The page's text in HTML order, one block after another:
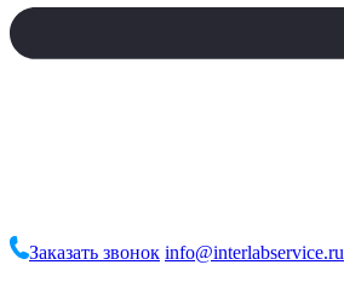
Заказать звонок info@interlabservice.ru